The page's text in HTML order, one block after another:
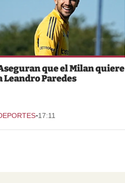
que el Milan quiere
Leandro Paredes
-17:11